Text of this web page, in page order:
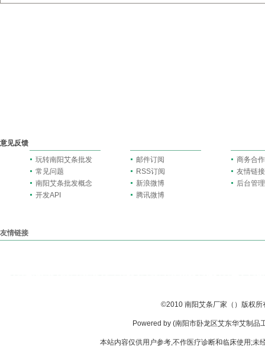
意见反馈
玩转南阳艾条批发
常见问题
南阳艾条批发概念
开发API
邮件订阅
RSS订阅
新浪微博
腾讯微博
商务合作
友情链接
后台管理
友情链接
©2010 南阳艾条厂家（）版权
Powered by (南阳市卧龙区艾东华艾制
本站内容仅供用户参考,不作医疗诊断和临床使用;未